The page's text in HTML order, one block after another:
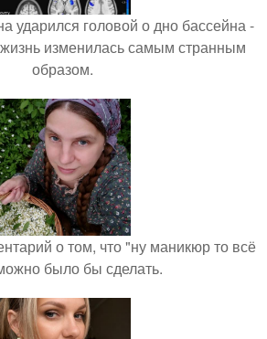
ударился головой о дно бассейна -
жизнь изменилась самым странным
образом.
о том, что "ну маникюр то всё
было бы сделать.